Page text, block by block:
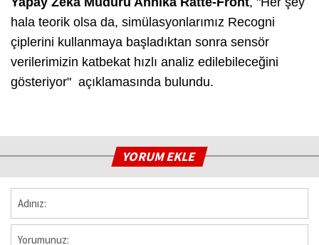
hala teorik olsa da, simülasyonlarımız Recogni
çiplerini kullanmaya başladıktan sonra sensör
verilerimizin katbekat hızlı analiz edilebileceğini
gösteriyor" açıklamasında bulundu.
YORUM EKLE